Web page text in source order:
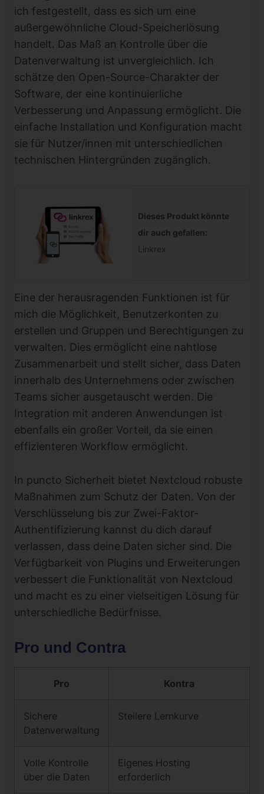
ich festgestellt, dass es sich um eine
außergewöhnliche Cloud-Speicherlösung
handelt. Das Maß an Kontrolle über die
Datenverwaltung ist unvergleichlich. Ich
schätze den Open-Source-Charakter der
Software, der eine kontinuierliche
Verbesserung und Anpassung ermöglicht. Die
einfache Installation und Konfiguration macht
sie für Nutzer/innen mit unterschiedlichen
technischen Hintergründen zugänglich.
Dieses Produkt könnte
dir auch gefallen:
Linkrex
Eine der herausragenden Funktionen ist für
mich die Möglichkeit, Benutzerkonten zu
erstellen und Gruppen und Berechtigungen zu
verwalten. Dies ermöglicht eine nahtlose
Zusammenarbeit und stellt sicher, dass Daten
innerhalb des Unternehmens oder zwischen
Teams sicher ausgetauscht werden. Die
Integration mit anderen Anwendungen ist
ebenfalls ein großer Vorteil, da sie einen
effizienteren Workflow ermöglicht.
In puncto Sicherheit bietet Nextcloud robuste
Maßnahmen zum Schutz der Daten. Von der
Verschlüsselung bis zur Zwei-Faktor-
Authentifizierung kannst du dich darauf
verlassen, dass deine Daten sicher sind. Die
Verfügbarkeit von Plugins und Erweiterungen
verbessert die Funktionalität von Nextcloud
und macht es zu einer vielseitigen Lösung für
unterschiedliche Bedürfnisse.
Pro und Contra
Pro Kontra
Sichere
Datenverwaltung
Steilere Lernkurve
Volle Kontrolle
über die Daten
Eigenes Hosting
erforderlich